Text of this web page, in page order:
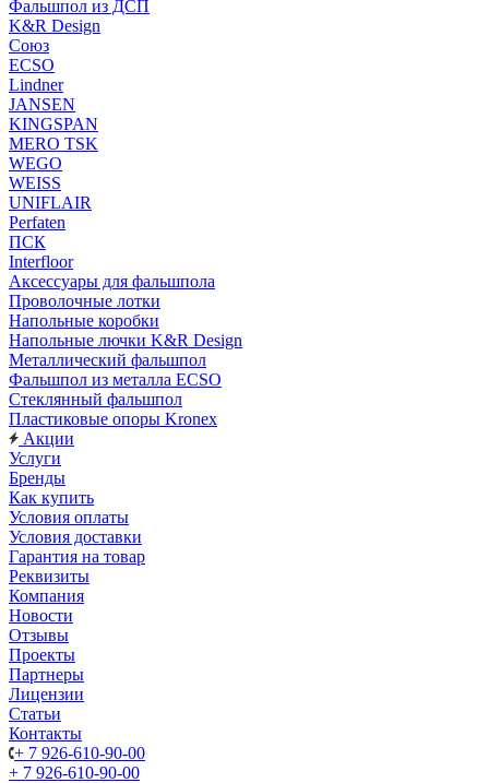
Фальшпол из ДСП
K&R Design
Союз
ECSO
Lindner
JANSEN
KINGSPAN
MERO TSK
WEGO
WEISS
UNIFLAIR
Perfaten
ПСК
Interfloor
Аксессуары для фальшпола
Проволочные лотки
Напольные коробки
Напольные лючки K&R Design
Металлический фальшпол
Фальшпол из металла ECSO
Стеклянный фальшпол
Пластиковые опоры Kronex
Акции
Услуги
Бренды
Как купить
Условия оплаты
Условия доставки
Гарантия на товар
Реквизиты
Компания
Новости
Отзывы
Проекты
Партнеры
Лицензии
Статьи
Контакты
+ 7 926-610-90-00
+ 7 926-610-90-00